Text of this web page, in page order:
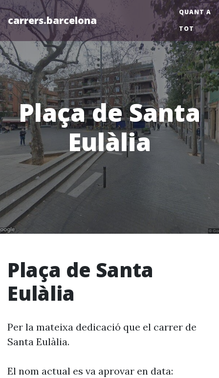
carrers.barcelona
QUANT A
TOT
Plaça de Santa
Eulàlia
Plaça de Santa
Eulàlia
Per la mateixa dedicació que el carrer de
Santa Eulàlia.
El nom actual es va aprovar en data: